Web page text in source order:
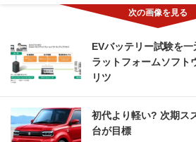
EVバッテリー試験を
ラットフォームソフト
リツ
初代より軽い? 次期ス
台が目標